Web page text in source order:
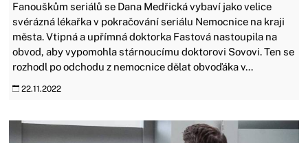
Fanouškům seriálů se Dana Medřická vybaví jako velice
svérázná lékařka v pokračování seriálu Nemocnice na kraji
města. Vtipná a upřímná doktorka Fastová nastoupila na
obvod, aby vypomohla stárnoucímu doktorovi Sovovi. Ten se
rozhodl po odchodu z nemocnice dělat obvoďáka v...
22.11.2022